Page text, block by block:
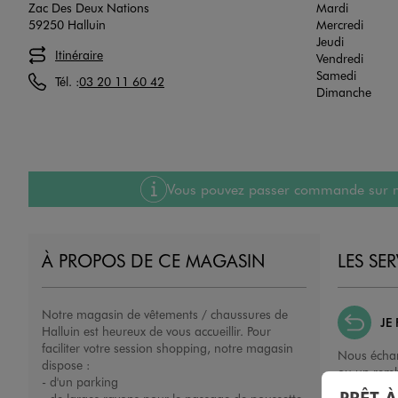
Zac Des Deux Nations
59250 Halluin
Itinéraire
Tél. :03 20 11 60 42
Mardi
Mercredi
Jeudi
Vendredi
Samedi
Dimanche
Vous pouvez passer commande
À PROPOS DE CE MAGASIN
Notre magasin de vêtements / chaussures de
Halluin est heureux de vous accueillir. Pour
faciliter votre session shopping, notre magasin
dispose :
- d'un parking
LES
JE
Nous
ou un
porté,